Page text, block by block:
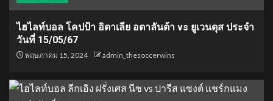
ไฮไลท์บอล โคปป้า อิตาเลีย อตาลันต้า vs ยูเวนตุส ประจำ
วันที่ 15/05/67
พฤษภาคม 15, 2024 admin_thesoccerwins